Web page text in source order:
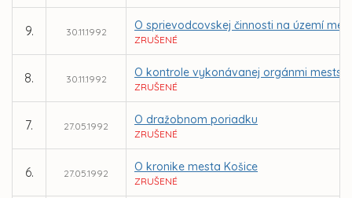
9. 30.11.1992 O sprievodcovskej činnosti na území
ZRUŠENÉ
8. 30.11.1992 O kontrole vykonávanej orgánmi
ZRUŠENÉ
7. 27.05.1992 O dražobnom poriadku
ZRUŠENÉ
6. 27.05.1992 O kronike mesta Košice
ZRUŠENÉ